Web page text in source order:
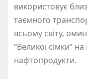
використовує
таємного
всьому світу,
“Великої сімки”
нафтопродукти.